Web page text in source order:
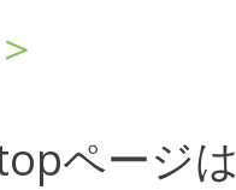
ページは